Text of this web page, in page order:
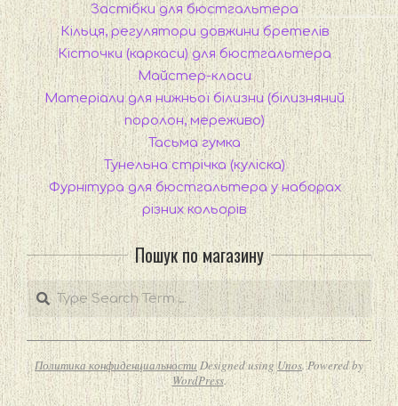
Застібки для бюстгальтера
Кільця, регулятори довжини бретелів
Кісточки (каркаси) для бюстгальтера
Майстер-класи
Матеріали для нижньої білизни (білизняний
поролон, мереживо)
Тасьма гумка
Тунельна стрічка (куліска)
Фурнітура для бюстгальтера у наборах
різних кольорів
Пошук по магазину
Search
Политика конфиденциальностиDesigned usingUnos. Powered by
WordPress.